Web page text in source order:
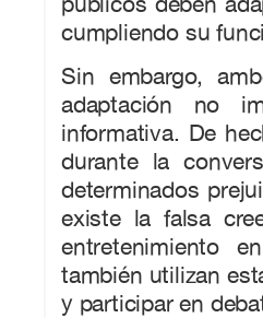
cumpliendo su
Sin embargo,
adaptación no
informativa. De
durante la
determinados
existe la falsa
entretenimiento
también utilizan
y participar en